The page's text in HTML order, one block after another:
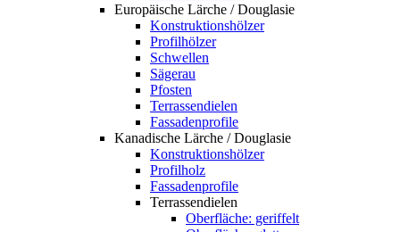
Europäische Lärche / Douglasie
Konstruktionshölzer
Profilhölzer
Schwellen
Sägerau
Pfosten
Terrassendielen
Fassadenprofile
Kanadische Lärche / Douglasie
Konstruktionshölzer
Profilholz
Fassadenprofile
Terrassendielen
Oberfläche: geriffelt